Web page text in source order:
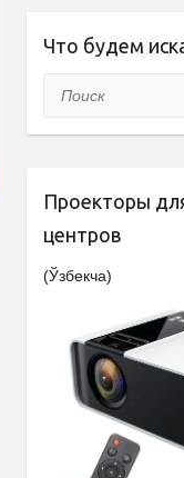
Что будем
Поиск
Проекторы
центров
(Ўзбекча)